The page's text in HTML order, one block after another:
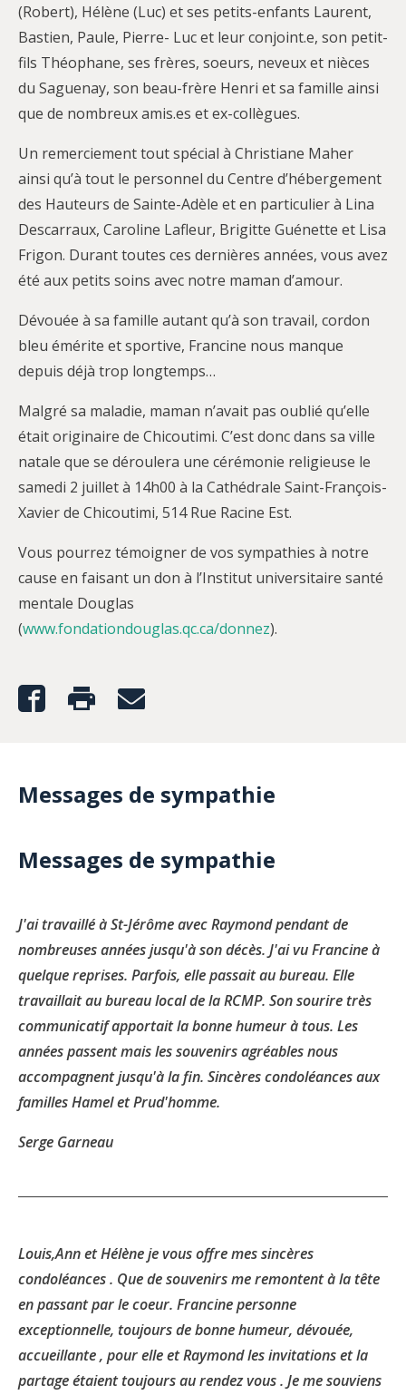
(Robert), Hélène (Luc) et ses petits-enfants Laurent,
Bastien, Paule, Pierre- Luc et leur conjoint.e, son petit-
fils Théophane, ses frères, soeurs, neveux et nièces
du Saguenay, son beau-frère Henri et sa famille ainsi
que de nombreux amis.es et ex-collègues.
Un remerciement tout spécial à Christiane Maher
ainsi qu’à tout le personnel du Centre d’hébergement
des Hauteurs de Sainte-Adèle et en particulier à Lina
Descarraux, Caroline Lafleur, Brigitte Guénette et Lisa
Frigon. Durant toutes ces dernières années, vous avez
été aux petits soins avec notre maman d’amour.
Dévouée à sa famille autant qu’à son travail, cordon
bleu émérite et sportive, Francine nous manque
depuis déjà trop longtemps…
Malgré sa maladie, maman n’avait pas oublié qu’elle
était originaire de Chicoutimi. C’est donc dans sa ville
natale que se déroulera une cérémonie religieuse le
samedi 2 juillet à 14h00 à la Cathédrale Saint-François-
Xavier de Chicoutimi, 514 Rue Racine Est.
Vous pourrez témoigner de vos sympathies à notre
cause en faisant un don à l’Institut universitaire santé
mentale Douglas
(www.fondationdouglas.qc.ca/donnez).
Messages de sympathie
Messages de sympathie
J'ai travaillé à St-Jérôme avec Raymond pendant de
nombreuses années jusqu'à son décès. J'ai vu Francine à
quelque reprises. Parfois, elle passait au bureau. Elle
travaillait au bureau local de la RCMP. Son sourire très
communicatif apportait la bonne humeur à tous. Les
années passent mais les souvenirs agréables nous
accompagnent jusqu'à la fin. Sincères condoléances aux
familles Hamel et Prud'homme.
Serge Garneau
Louis,Ann et Hélène je vous offre mes sincères
condoléances . Que de souvenirs me remontent à la tête
en passant par le coeur. Francine personne
exceptionnelle, toujours de bonne humeur, dévouée,
accueillante , pour elle et Raymond les invitations et la
partage étaient toujours au rendez vous . Je me souviens